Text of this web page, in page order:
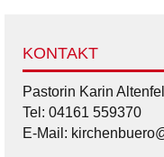
KONTAKT
Pastorin Karin
Tel: 04161 559370
E-Mail: